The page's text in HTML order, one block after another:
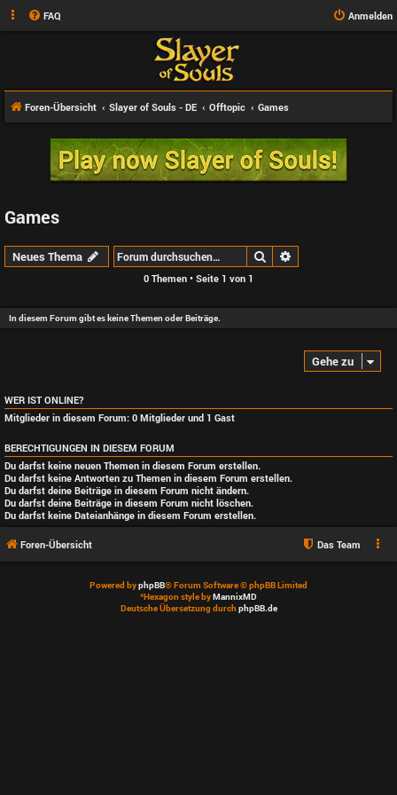
FAQ Anmelden
Foren-Übersicht Slayer of Souls - DE Offtopic Games
Games
Neues Thema Suche
0 Themen • Seite 1 von 1
In diesem Forum gibt es keine Themen oder Beiträge.
Gehe zu
WER IST ONLINE?
Mitglieder in diesem Forum: 0 Mitglieder und 1 Gast
BERECHTIGUNGEN IN DIESEM FORUM
Du darfst keine neuen Themen in diesem Forum erstellen.
Du darfst keine Antworten zu Themen in diesem Forum erstellen.
Du darfst deine Beiträge in diesem Forum nicht ändern.
Du darfst deine Beiträge in diesem Forum nicht löschen.
Du darfst keine Dateianhänge in diesem Forum erstellen.
Foren-Übersicht Das Team
Powered byphpBB® Forum Software © phpBB Limited
*Hexagon style byMannixMD
Deutsche Übersetzung durchphpBB.de